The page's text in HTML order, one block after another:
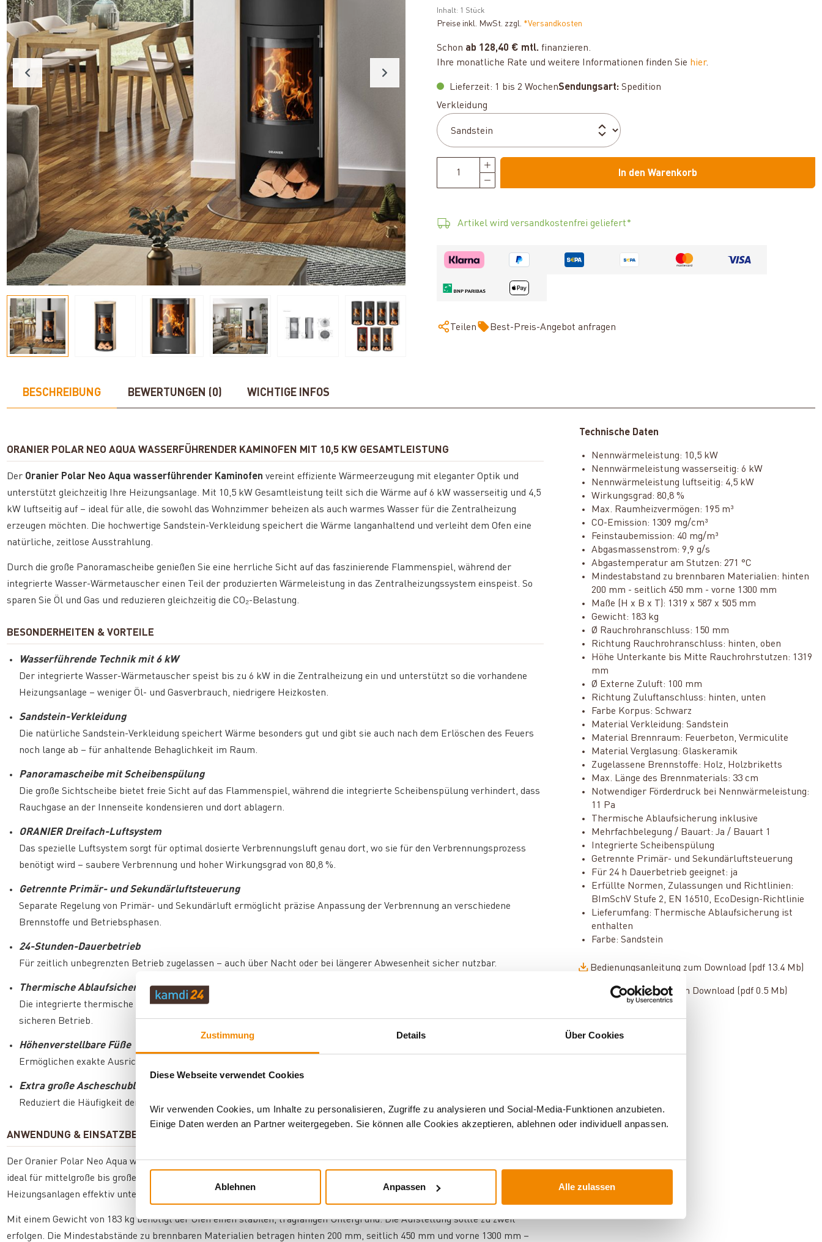
Zustimmung Details Über Cookies
Diese Webseite verwendet Cookies
Wir verwenden Cookies, um Inhalte zu personalisieren, Zugriffe zu analysieren und Social-Media-Funktionen anzubieten.
Einige Daten werden an Partner weitergegeben. Sie können alle Cookies akzeptieren, ablehnen oder individuell anpassen.
Ablehnen Anpassen Alle zulassen
Inhalt: 1 Stück
Preise inkl. MwSt. zzgl. *Versandkosten
Schon ab 128,40 € mtl. finanzieren.
Ihre monatliche Rate und weitere Informationen finden Sie hier.
Lieferzeit: 1 bis 2 WochenSendungsart: Spedition
Verkleidung
In den Warenkorb
Artikel wird versandkostenfrei geliefert*
Teilen Best-Preis-Angebot anfragen
BESCHREIBUNG BEWERTUNGEN (0) WICHTIGE INFOS
ORANIER POLAR NEO AQUA WASSERFÜHRENDER KAMINOFEN MIT 10,5 KW GESAMTLEISTUNG
Der Oranier Polar Neo Aqua wasserführender Kaminofen vereint effiziente Wärmeerzeugung mit eleganter Optik und
unterstützt gleichzeitig Ihre Heizungsanlage. Mit 10,5 kW Gesamtleistung teilt sich die Wärme auf 6 kW wasserseitig und 4,5
kW luftseitig auf – ideal für alle, die sowohl das Wohnzimmer beheizen als auch warmes Wasser für die Zentralheizung
erzeugen möchten. Die hochwertige Sandstein-Verkleidung speichert die Wärme langanhaltend und verleiht dem Ofen eine
natürliche, zeitlose Ausstrahlung.
Durch die große Panoramascheibe genießen Sie eine herrliche Sicht auf das faszinierende Flammenspiel, während der
integrierte Wasser-Wärmetauscher einen Teil der produzierten Wärmeleistung in das Zentralheizungssystem einspeist. So
sparen Sie Öl und Gas und reduzieren gleichzeitig die CO₂-Belastung.
BESONDERHEITEN & VORTEILE
Wasserführende Technik mit 6 kW
Der integrierte Wasser-Wärmetauscher speist bis zu 6 kW in die Zentralheizung ein und unterstützt so die vorhandene
Heizungsanlage – weniger Öl- und Gasverbrauch, niedrigere Heizkosten.
Sandstein-Verkleidung
Die natürliche Sandstein-Verkleidung speichert Wärme besonders gut und gibt sie auch nach dem Erlöschen des Feuers
noch lange ab – für anhaltende Behaglichkeit im Raum.
Panoramascheibe mit Scheibenspülung
Die große Sichtscheibe bietet freie Sicht auf das Flammenspiel, während die integrierte Scheibenspülung verhindert, dass
Rauchgase an der Innenseite kondensieren und dort ablagern.
ORANIER Dreifach-Luftsystem
Das spezielle Luftsystem sorgt für optimal dosierte Verbrennungsluft genau dort, wo sie für den Verbrennungsprozess
benötigt wird – saubere Verbrennung und hoher Wirkungsgrad von 80,8 %.
Getrennte Primär- und Sekundärluftsteuerung
Separate Regelung von Primär- und Sekundärluft ermöglicht präzise Anpassung der Verbrennung an verschiedene
Brennstoffe und Betriebsphasen.
24-Stunden-Dauerbetrieb
Für zeitlich unbegrenzten Betrieb zugelassen – auch über Nacht oder bei längerer Abwesenheit sicher nutzbar.
Thermische Ablaufsicherung (TAS)
Die integrierte thermische Ablaufsicherung schützt vor Überhitzung des Wasserwärmetauschers und gewährleistet
sicheren Betrieb.
Höhenverstellbare Füße
Ermöglichen exakte Ausrichtung auch bei unebenen Böden und erleichtern die fachgerechte Aufstellung.
Extra große Ascheschublade
Reduziert die Häufigkeit der Ascheentleerung und vereinfacht die Wartung des Ofens.
ANWENDUNG & EINSATZBEREICH
Der Oranier Polar Neo Aqua wasserführender Kaminofen eignet sich mit seinem maximalen Raumheizvermögen von 195 m³
ideal für mittelgroße bis große Wohnbereiche. Durch die wasserseitige Leistung von 6 kW kann er bestehende
Heizungsanlagen effektiv unterstützen und so die Heizkosten deutlich senken.
Mit einem Gewicht von 183 kg benötigt der Ofen einen stabilen, tragfähigen Untergrund. Die Aufstellung sollte zu zweit
erfolgen. Die Mindestabstände zu brennbaren Materialien betragen hinten 200 mm, seitlich 450 mm und vorne 1300 mm –
Technische Daten
Nennwärmeleistung: 10,5 kW
Nennwärmeleistung wasserseitig: 6 kW
Nennwärmeleistung luftseitig: 4,5 kW
Wirkungsgrad: 80,8 %
Max. Raumheizvermögen: 195 m³
CO-Emission: 1309 mg/cm³
Feinstaubemission: 40 mg/m³
Abgasmassenstrom: 9,9 g/s
Abgastemperatur am Stutzen: 271 °C
Mindestabstand zu brennbaren Materialien: hinten
200 mm - seitlich 450 mm - vorne 1300 mm
Maße (H x B x T): 1319 x 587 x 505 mm
Gewicht: 183 kg
Ø Rauchrohranschluss: 150 mm
Richtung Rauchrohranschluss: hinten, oben
Höhe Unterkante bis Mitte Rauchrohrstutzen: 1319
mm
Ø Externe Zuluft: 100 mm
Richtung Zuluftanschluss: hinten, unten
Farbe Korpus: Schwarz
Material Verkleidung: Sandstein
Material Brennraum: Feuerbeton, Vermiculite
Material Verglasung: Glaskeramik
Zugelassene Brennstoffe: Holz, Holzbriketts
Max. Länge des Brennmaterials: 33 cm
Notwendiger Förderdruck bei Nennwärmeleistung:
11 Pa
Thermische Ablaufsicherung inklusive
Mehrfachbelegung / Bauart: Ja / Bauart 1
Integrierte Scheibenspülung
Getrennte Primär- und Sekundärluftsteuerung
Für 24 h Dauerbetrieb geeignet: ja
Erfüllte Normen, Zulassungen und Richtlinien:
BImSchV Stufe 2, EN 16510, EcoDesign-Richtlinie
Lieferumfang: Thermische Ablaufsicherung ist
enthalten
Farbe: Sandstein
Bedienungsanleitung zum Download (pdf 13.4 Mb)
Technikdatenblatt zum Download (pdf 0.5 Mb)